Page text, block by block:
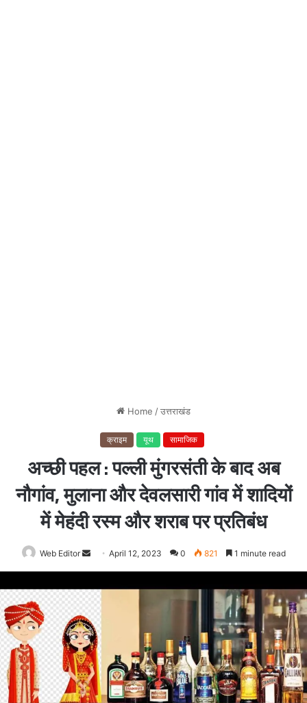
Home /उत्तराखंड
क्राइम यूथ सामाजिक
अच्छी पहल : पल्ली मुंगरसंती के बाद अब
नौगांव, मुलाना और देवलसारी गांव में शादियों
में मेहंदी रस्म और शराब पर प्रतिबंध
Web Editor
Send
an
April 12, 2023 0 821 1 minute read